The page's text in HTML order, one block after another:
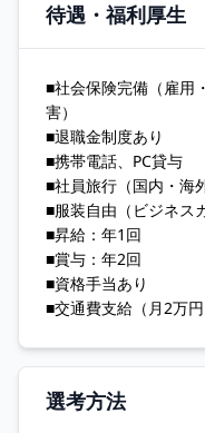
待遇・福利厚生
■社会保険完備（雇用
害）
■退職金制度あり
■携帯電話、PC貸与
■社員旅行（国内・海
■服装自由（ビジネス
■昇給：年1回
■賞与：年2回
■資格手当あり
■交通費支給（月2万円
選考方法